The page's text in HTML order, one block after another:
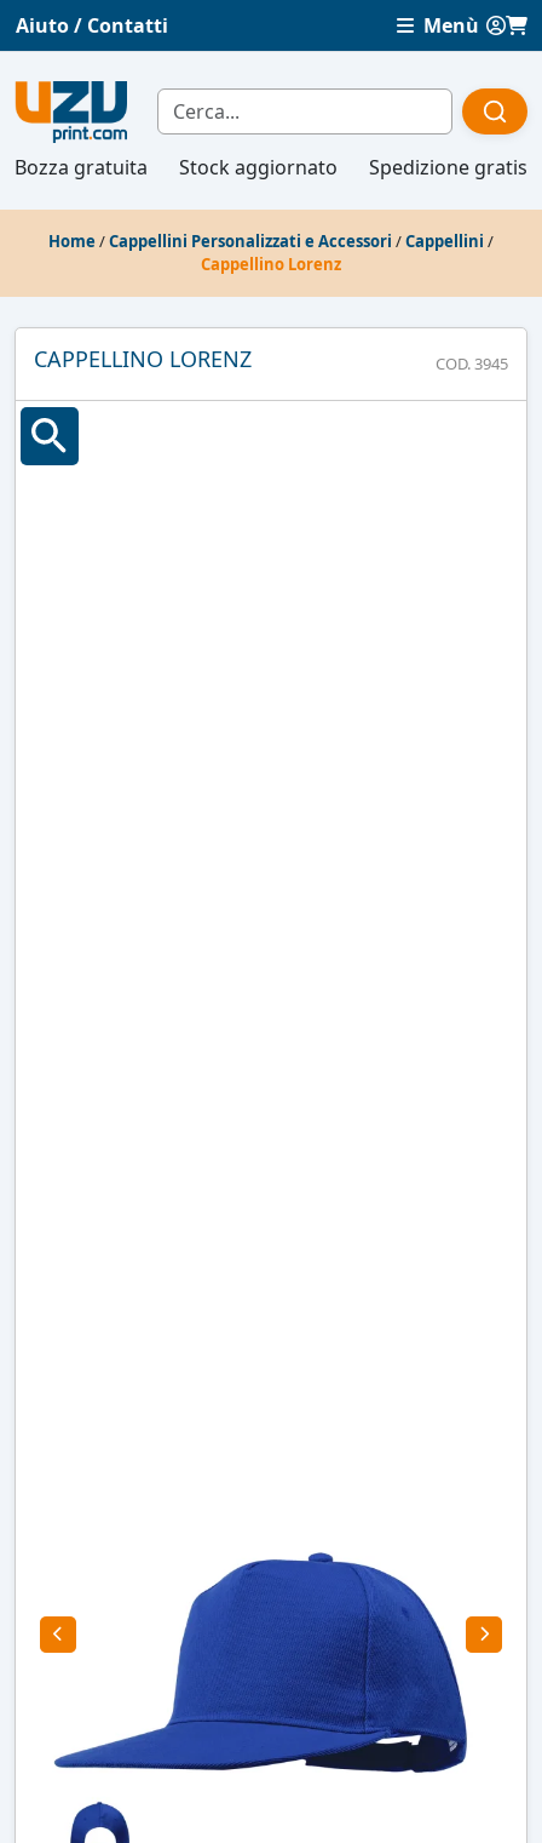
Aiuto / Contatti Menù
Bozza gratuita Stock aggiornato Spedizione gratis
Home /Cappellini Personalizzati e Accessori /Cappellini /
Cappellino Lorenz
CAPPELLINO LORENZ COD. 3945